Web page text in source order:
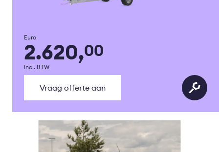
Euro
2.620,00
Incl. BTW
Vraag offerte aan